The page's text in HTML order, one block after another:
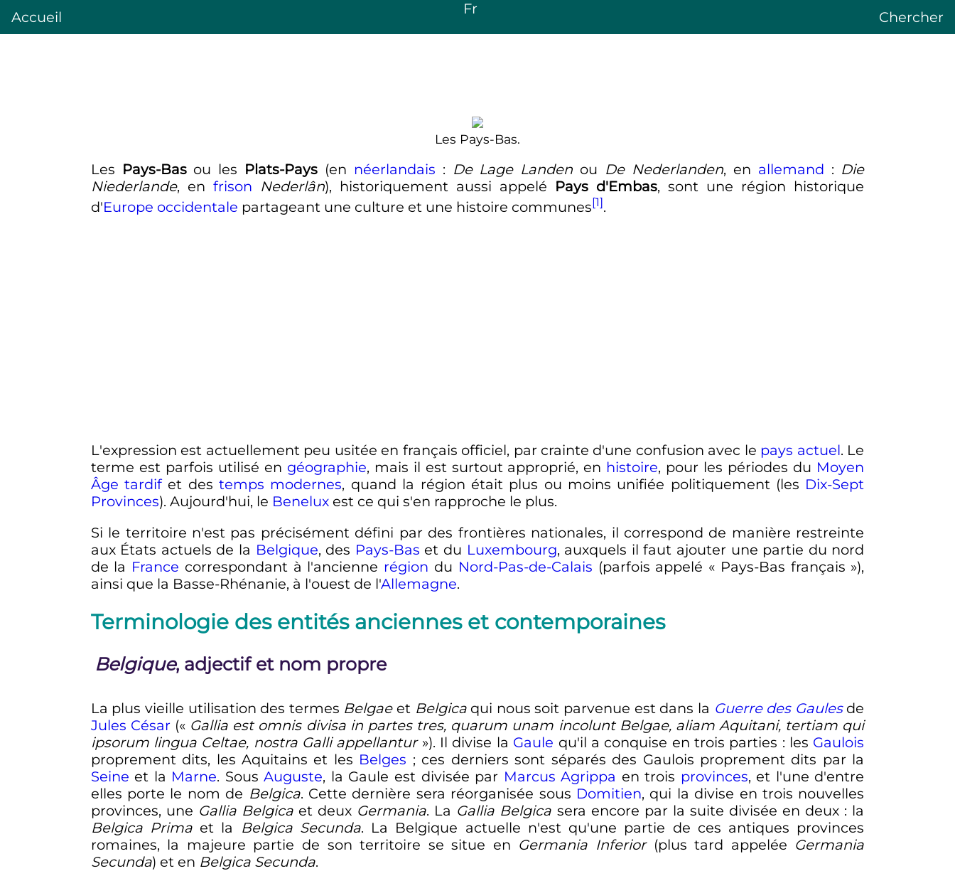
Accueil Fr Chercher
Les Pays-Bas.
Les Pays-Basou les Plats-Pays (en néerlandais : De Lage Landen ou De Nederlanden, en allemand : Die
Niederlande, en frison Nederlân), historiquement aussi appelé Pays d'Embas, sont une région historique
d'Europe occidentale partageant une culture et une histoire communes[1].
L'expression est actuellement peu usitée en français officiel, par crainte d'une confusion avec le pays actuel. Le
terme est parfois utilisé en géographie, mais il est surtout approprié, en histoire, pour les périodes du Moyen
Âge tardifet destemps modernes, quand la région était plus ou moins unifiée politiquement (les Dix-Sept
Provinces). Aujourd'hui, le Beneluxest ce qui s'en rapproche le plus.
Si le territoire n'est pas précisément défini par des frontières nationales, il correspond de manière restreinte
aux États actuels de la Belgique, des Pays-Bas et du Luxembourg, auxquels il faut ajouter une partie du nord
de la France correspondant à l'ancienne région du Nord-Pas-de-Calais (parfois appelé « Pays-Bas français »),
ainsi que la Basse-Rhénanie, à l'ouest de l'Allemagne.
Terminologie des entités anciennes et contemporaines
Belgique, adjectif et nom propre
La plus vieille utilisation des termes Belgaeet Belgicaqui nous soit parvenue est dans la Guerre des Gaulesde
Jules César (« Gallia est omnis divisa in partes tres, quarum unam incolunt Belgae, aliam Aquitani, tertiam qui
ipsorum lingua Celtae, nostra Galli appellantur»). Il divise la Gaule qu'il a conquise en trois parties : les Gaulois
proprement dits, les Aquitains et les Belges ; ces derniers sont séparés des Gaulois proprement dits par la
Seine et la Marne. SousAuguste, la Gaule est divisée par Marcus Agrippa en trois provinces, et l'une d'entre
elles porte le nom de Belgica. Cette dernière sera réorganisée sous Domitien, qui la divise en trois nouvelles
provinces, une Gallia Belgicaet deux Germania. La Gallia Belgica sera encore par la suite divisée en deux : la
Belgica Primaet la Belgica Secunda. La Belgique actuelle n'est qu'une partie de ces antiques provinces
romaines, la majeure partie de son territoire se situe en Germania Inferior(plus tard appelée Germania
Secunda) et en Belgica Secunda.